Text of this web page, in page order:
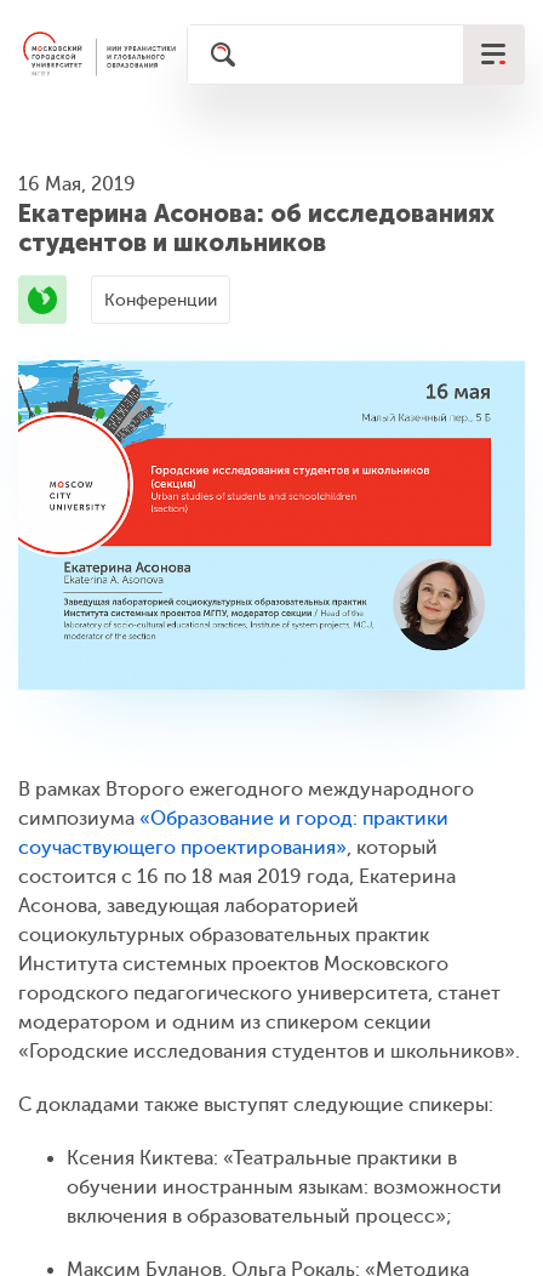
16 Мая, 2019
Екатерина Асонова: об исследованиях
студентов и школьников
Конференции
В рамках Второго ежегодного международного
симпозиума «Образование и город: практики
соучаствующего проектирования», который
состоится с 16 по 18 мая 2019 года, Екатерина
Асонова, заведующая лабораторией
социокультурных образовательных практик
Института системных проектов Московского
городского педагогического университета, станет
модератором и одним из спикером секции
«Городские исследования студентов и школьников».
С докладами также выступят следующие спикеры:
Ксения Киктева: «Театральные практики в
обучении иностранным языкам: возможности
включения в образовательный процесс»;
Максим Буланов, Ольга Рокаль: «Методика